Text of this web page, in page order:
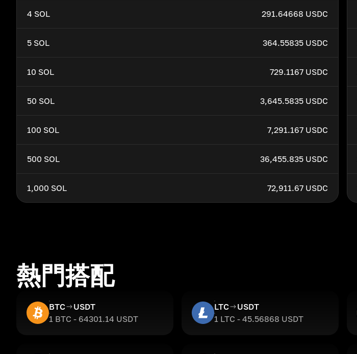
4 SOL 291.64668 USDC
5 SOL 364.55835 USDC
10 SOL 729.1167 USDC
50 SOL 3,645.5835 USDC
100 SOL 7,291.167 USDC
500 SOL 36,455.835 USDC
1,000 SOL 72,911.67 USDC
熱門搭配
BTC
USDT
1 BTC - 64301.14 USDT
LTC
USDT
1 LTC - 45.56868 USDT